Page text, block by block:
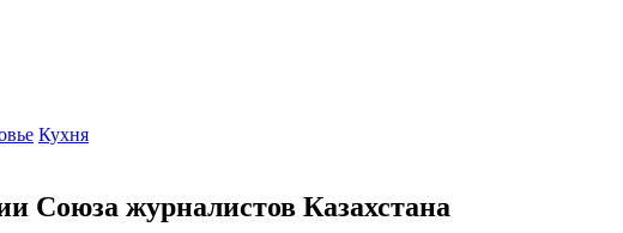
Кухня
Союза журналистов Казахстана